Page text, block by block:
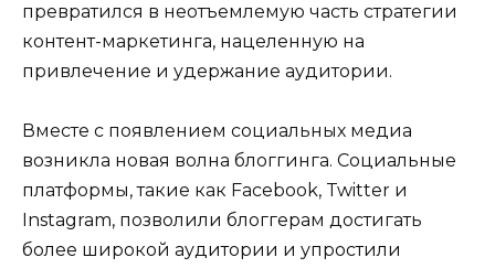
превратился в неотъемлемую часть стратегии
контент-маркетинга, нацеленную на
привлечение и удержание аудитории.
Вместе с появлением социальных медиа
возникла новая волна блоггинга. Социальные
платформы, такие как Facebook, Twitter и
Instagram, позволили блоггерам достигать
более широкой аудитории и упростили